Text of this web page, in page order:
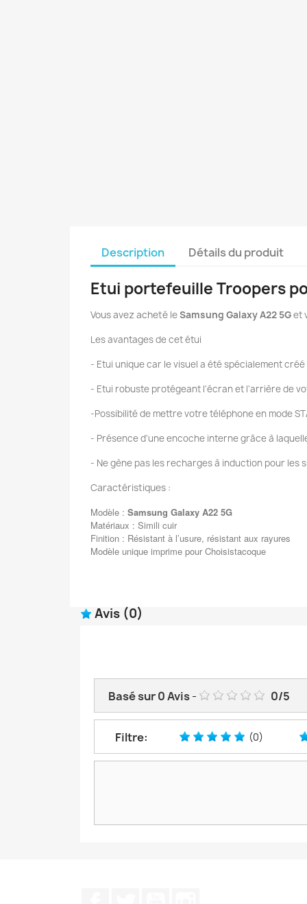
Description Détails du produit
Etui portefeuille Troopers
Vous avez acheté leSamsung Galaxy A22 5Get
Les avantages de cet étui
- Etui unique car le visuel a été spécialement
- Etui robuste protégeant l'écran et l'arrière de
-Possibilité de mettre votre téléphone en mode
- Présence d'une encoche interne grâce à
- Ne gène pas les recharges à induction pour les
Caractéristiques :
Modèle : Samsung Galaxy A22 5G
Matériaux : Simili cuir
Finition : Résistant à l’usure, résistant aux rayures
Modèle unique imprime pour Choisistacoque
Avis (0)
Basé sur0Avis- 0/5
Filtre: (0)